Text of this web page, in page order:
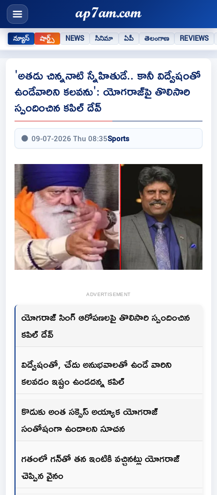
న్యూస్ షార్ట్స్ NEWS సినిమా ఏపీ తెలంగాణ REVIEWS
'అతడు చిన్ననాటి స్నేహితుడే.. కానీ విద్వేషంతో
ఉండేవారిని కలవను': యోగరాజ్‌పై తొలిసారి
స్పందించిన కపిల్ దేవ్
09-07-2026 Thu 08:35Sports
ADVERTISEMENT
యోగరాజ్ సింగ్ ఆరోపణలపై తొలిసారి స్పందించిన
కపిల్ దేవ్
విద్వేషంతో, చేదు అనుభవాలతో ఉండే వారిని
కలవడం ఇష్టం ఉండదన్న కపిల్
కొడుకు అంత సక్సెస్ అయ్యాక యోగరాజ్
సంతోషంగా ఉండాలని సూచన
గతంలో గన్‌తో తన ఇంటికి వచ్చినట్లు యోగరాజ్
చెప్పిన వైనం